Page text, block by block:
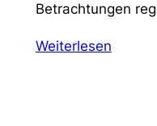
Betrachtungen
Weiterlesen